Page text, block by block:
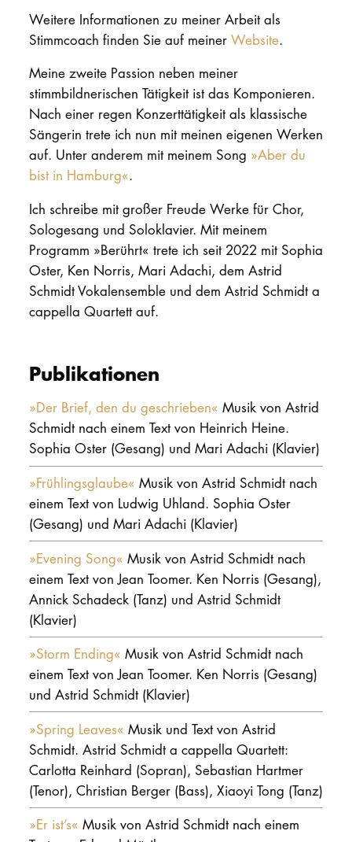
Weitere Informationen zu meiner Arbeit als
Stimmcoach finden Sie auf meiner Website.
Meine zweite Passion neben meiner
stimmbildnerischen Tätigkeit ist das Komponieren.
Nach einer regen Konzerttätigkeit als klassische
Sängerin trete ich nun mit meinen eigenen Werken
auf. Unter anderem mit meinem Song »Aber du
bist in Hamburg«.
Ich schreibe mit großer Freude Werke für Chor,
Sologesang und Soloklavier. Mit meinem
Programm »Berührt« trete ich seit 2022 mit Sophia
Oster, Ken Norris, Mari Adachi, dem Astrid
Schmidt Vokalensemble und dem Astrid Schmidt a
cappella Quartett auf.
Publikationen
»Der Brief, den du geschrieben« Musik von Astrid
Schmidt nach einem Text von Heinrich Heine.
Sophia Oster (Gesang) und Mari Adachi (Klavier)
»Frühlingsglaube« Musik von Astrid Schmidt nach
einem Text von Ludwig Uhland. Sophia Oster
(Gesang) und Mari Adachi (Klavier)
»Evening Song« Musik von Astrid Schmidt nach
einem Text von Jean Toomer. Ken Norris (Gesang),
Annick Schadeck (Tanz) und Astrid Schmidt
(Klavier)
»Storm Ending« Musik von Astrid Schmidt nach
einem Text von Jean Toomer. Ken Norris (Gesang)
und Astrid Schmidt (Klavier)
»Spring Leaves« Musik und Text von Astrid
Schmidt. Astrid Schmidt a cappella Quartett:
Carlotta Reinhard (Sopran), Sebastian Hartmer
(Tenor), Christian Berger (Bass), Xiaoyi Tong (Tanz)
»Er ist’s« Musik von Astrid Schmidt nach einem